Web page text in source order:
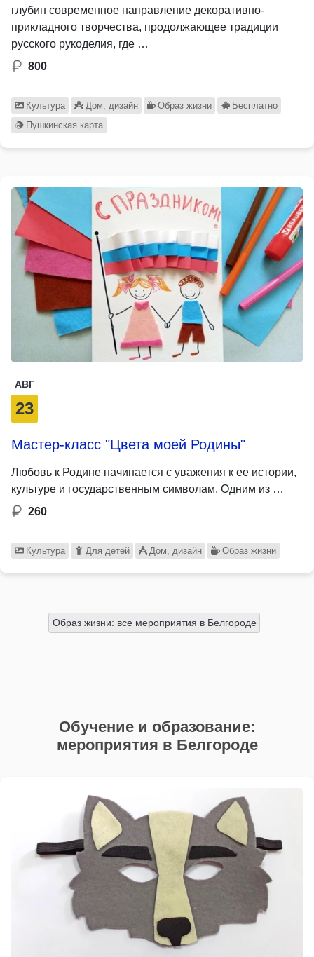
глубин современное направление декоративно-
прикладного творчества, продолжающее традиции
русского рукоделия, где …
800
Культура Дом, дизайн Образ жизни
Бесплатно
Пушкинская карта
АВГ
23
Мастер-класс "Цвета моей Родины"
Любовь к Родине начинается с уважения к ее истории,
культуре и государственным символам. Одним из …
260
Культура Для детей Дом, дизайн Образ жизни
Образ жизни: все мероприятия в Белгороде
Обучение и образование:
мероприятия в Белгороде